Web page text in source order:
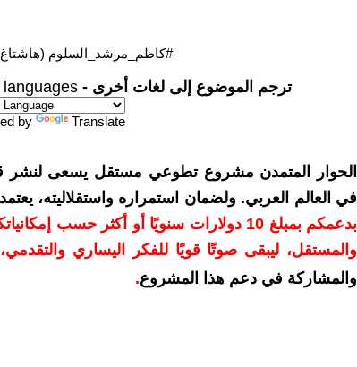
#كاظم_مرشد_السلوم
ترجم الموضوع إلى لغات أخرى -
by Translate
الحوار المتمدن مشروع تطوعي مستقل يسعى لنشر قيم
في العالم العربي. ولضمان استمراره واستقلاليته،
بدعمكم بمبلغ 10 دولارات سنويًا أو أكثر
والمستقل، ليبقى صوتًا قويًا للفكر اليساري والتقدمي،
والمشاركة في دعم هذا المشروع.